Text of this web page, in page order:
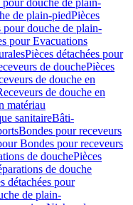
pour douche de plain-
de plain-piedPièces
pour douche de plain-
pour Evacuations
Pièces détachées pour
de douchePièces
de douche en
de douche en
matériau
sanitaireBâti-
Bondes pour receveurs
Bondes pour receveurs
de douchePièces
de douche
détachées pour
de plain-